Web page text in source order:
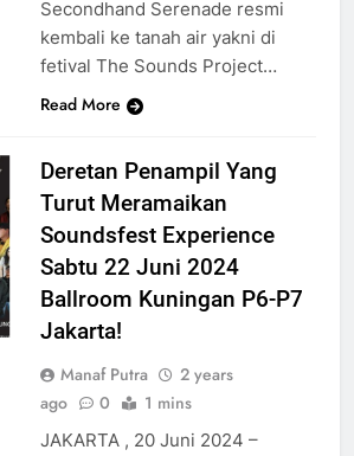
Secondhand Serenade resmi
kembali ke tanah air yakni di
fetival The Sounds Project…
Read More
Deretan Penampil Yang
Turut Meramaikan
Soundsfest Experience
Sabtu 22 Juni 2024
Ballroom Kuningan P6-P7
Jakarta!
Manaf Putra
2 years
ago
0 1 mins
JAKARTA , 20 Juni 2024 –